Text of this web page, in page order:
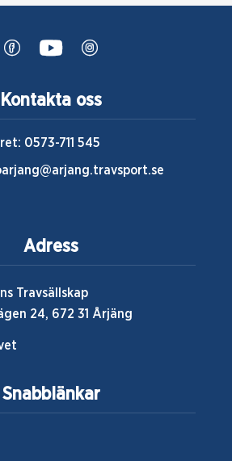
Snabblänkar
Kontakta oss
0573-711 545
Adress
Travsällskap
24, 672 31 Årjäng